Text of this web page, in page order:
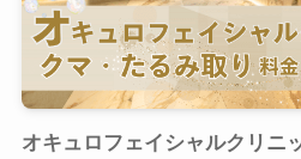
オキュロフェイシャルクリニ